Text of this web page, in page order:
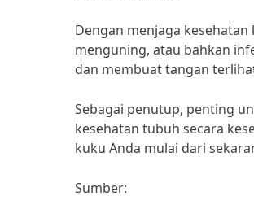
Dengan menjaga
menguning, atau bahkan
dan membuat tangan
Sebagai penutup, penting
kesehatan tubuh secara
kuku Anda mulai dari
Sumber: